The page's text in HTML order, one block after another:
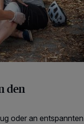
den
oder an entspannten